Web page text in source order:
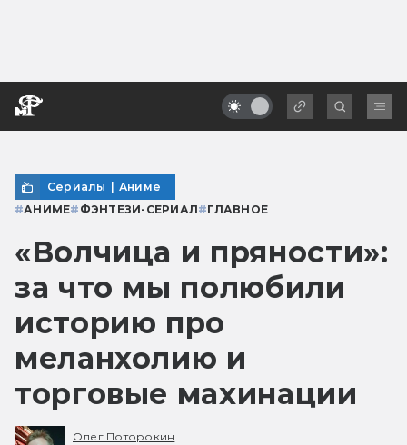
Сериалы | Аниме
#АНИМЕ# ФЭНТЕЗИ-СЕРИАЛ#ГЛАВНОЕ
«Волчица и пряности»:
за что мы полюбили
историю про
меланхолию и
торговые махинации
Олег Поторокин